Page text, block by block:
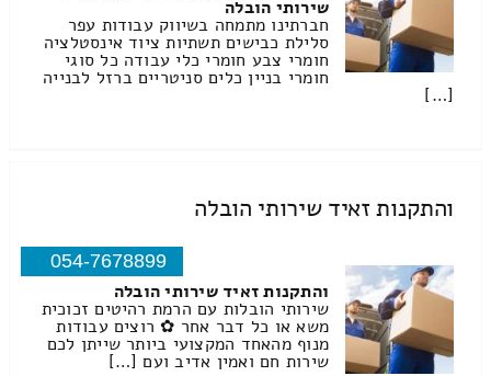
שירותי הובלה
חברתינו מתמחה בשיווק עבודות עפר
סלילת כבישים תשתיות ציוד אינסטלציה
חומרי צבע חומרי כלי עבודה כל סוגי
חומרי בניין כלים סניטריים ברזל לבנייה
[…]
והתקנות זאיד שירותי הובלה
054-7678899
והתקנות זאיד שירותי הובלה
שירותי הובלות עם הרמת רהיטים זכוכית
משא או כל דבר אחר ✿ רוצים עבודות
מנוף מהאחד המקצועי ביותר שייתן לכם
שירות חם ואמין אדיב ועם […]